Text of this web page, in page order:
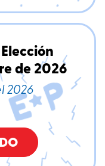
de 2026
2026